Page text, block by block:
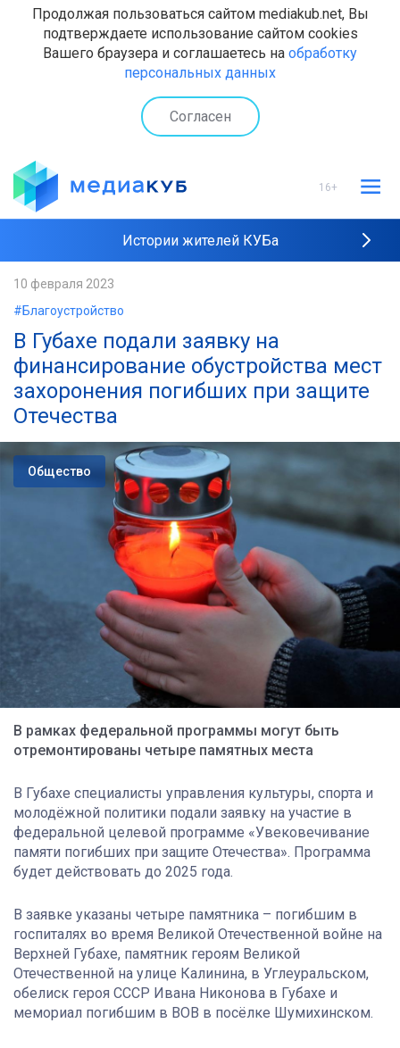
Продолжая пользоваться сайтом mediakub.net, Вы
подтверждаете использование сайтом cookies
Вашего браузера и соглашаетесь на обработку
персональных данных
Согласен
16+
Истории жителей КУБа
10 февраля 2023
#Благоустройство
В Губахе подали заявку на
финансирование обустройства мест
захоронения погибших при защите
Отечества
Общество
В рамках федеральной программы могут быть
отремонтированы четыре памятных места
В Губахе специалисты управления культуры, спорта и
молодёжной политики подали заявку на участие в
федеральной целевой программе «Увековечивание
памяти погибших при защите Отечества». Программа
будет действовать до 2025 года.
В заявке указаны четыре памятника – погибшим в
госпиталях во время Великой Отечественной войне на
Верхней Губахе, памятник героям Великой
Отечественной на улице Калинина, в Углеуральском,
обелиск героя СССР Ивана Никонова в Губахе и
мемориал погибшим в ВОВ в посёлке Шумихинском.